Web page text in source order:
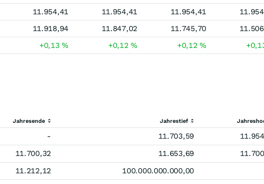
11.954,41 11.954,41 11.954,41
11.918,94 11.847,02 11.745,70
+0,13% +0,12% +0,12%
Jahresende Jahrestief
- 11.703,59
11.700,32 11.653,69
11.212,12 100.000.000.000,00